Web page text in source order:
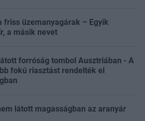
friss üzemanyagárak – Egyik
a másik nevet
forróság tombol Ausztriában - A
fokú riasztást rendelték el
látott magasságban az aranyár